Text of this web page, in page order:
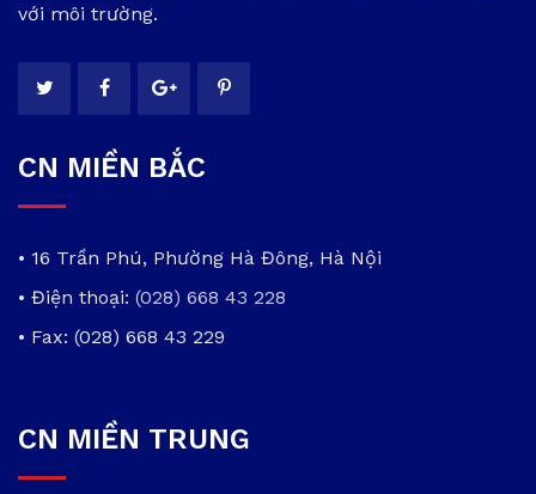
với môi trường.
CN MIỀN BẮC
• 16 Trần Phú, Phường Hà Đông, Hà Nội
• Điện thoại: (028) 668 43 228
• Fax: (028) 668 43 229
CN MIỀN TRUNG